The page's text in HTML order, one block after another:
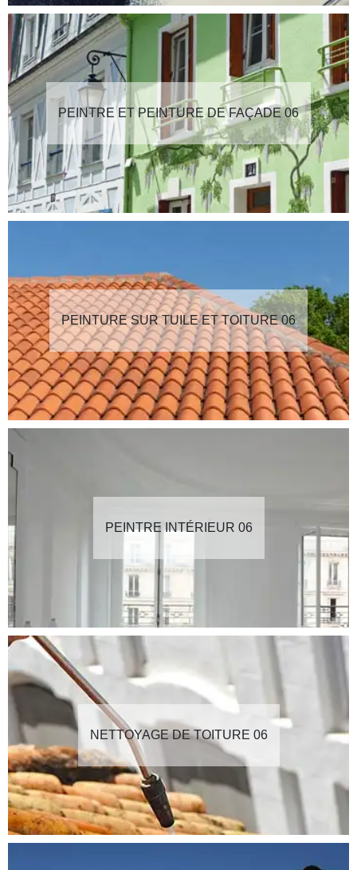
PEINTRE ET PEINTURE DE FAÇADE 06
PEINTURE SUR TUILE ET TOITURE 06
PEINTRE INTÉRIEUR 06
NETTOYAGE DE TOITURE 06